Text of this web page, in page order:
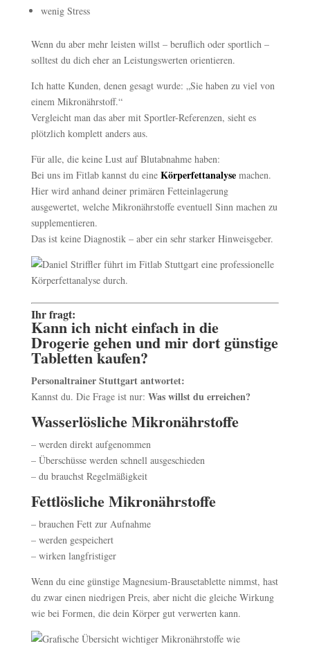
wenig Stress
Wenn du aber mehr leisten willst – beruflich oder sportlich –
solltest du dich eher an Leistungswerten orientieren.
Ich hatte Kunden, denen gesagt wurde: „Sie haben zu viel von
einem Mikronährstoff.“
Vergleicht man das aber mit Sportler-Referenzen, sieht es
plötzlich komplett anders aus.
Für alle, die keine Lust auf Blutabnahme haben:
Bei uns im Fitlab kannst du eine Körperfettanalysemachen.
Hier wird anhand deiner primären Fetteinlagerung
ausgewertet, welche Mikronährstoffe eventuell Sinn machen zu
supplementieren.
Das ist keine Diagnostik – aber ein sehr starker Hinweisgeber.
Ihr fragt:
Kann ich nicht einfach in die
Drogerie gehen und mir dort günstige
Tabletten kaufen?
Personaltrainer Stuttgart antwortet:
Kannst du. Die Frage ist nur: Was willst du erreichen?
Wasserlösliche Mikronährstoffe
– werden direkt aufgenommen
– Überschüsse werden schnell ausgeschieden
– du brauchst Regelmäßigkeit
Fettlösliche Mikronährstoffe
– brauchen Fett zur Aufnahme
– werden gespeichert
– wirken langfristiger
Wenn du eine günstige Magnesium-Brausetablette nimmst, hast
du zwar einen niedrigen Preis, aber nicht die gleiche Wirkung
wie bei Formen, die dein Körper gut verwerten kann.